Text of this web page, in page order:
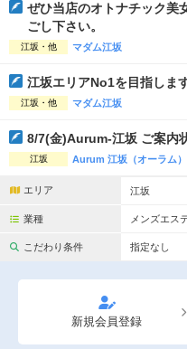
フットバスあり
専用駐車場あり
日本人スタッフのみ
駅から徒歩5分以内
ぜひ当店のオトナチック美
ごし下さい。
江坂・他 マダム江坂
江坂エリアNo1を目指しま
江坂・他 マダム江坂
8/7(金)Aurum-江坂 ご案内
江坂 Aurum 江坂（オーラム）
エリア 江坂
業種 メンズエス
こだわり条件 指定なし
新規会員登録